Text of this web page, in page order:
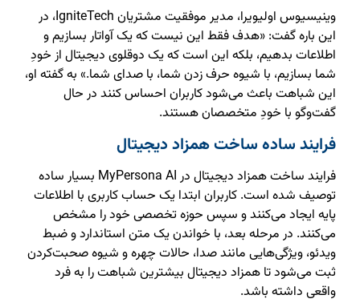
وینیسیوس اولیویرا، مدیر موفقیت مشتریان IgniteTech، در
این باره گفت: «هدف فقط این نیست که یک آواتار بسازیم و
اطلاعات بدهیم، بلکه این است که یک دوقلوی دیجیتال از خودِ
شما بسازیم، با شیوه‌ حرف زدن شما، با صدای شما.» به گفته او،
این شباهت باعث می‌شود کاربران احساس کنند در حال
گفت‌وگو با خودِ متخصصان هستند.
فرایند ساده ساخت همزاد دیجیتال
فرایند ساخت همزاد دیجیتال در MyPersona AI بسیار ساده
توصیف شده است. کاربران ابتدا یک حساب کاربری با اطلاعات
پایه ایجاد می‌کنند و سپس حوزه تخصصی خود را مشخص
می‌کنند. در مرحله بعد، با خواندن یک متن استاندارد و ضبط
ویدئو، ویژگی‌هایی مانند صدا، حالات چهره و شیوه صحبت‌کردن
ثبت می‌شود تا همزاد دیجیتال بیشترین شباهت را به فرد
واقعی داشته باشد.